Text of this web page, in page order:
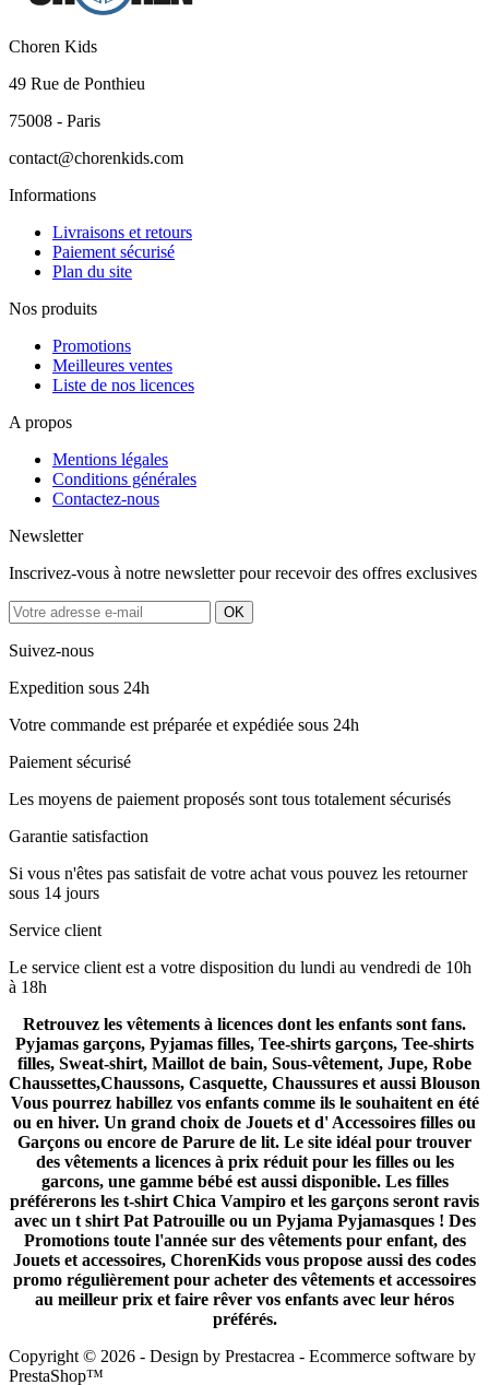
Choren Kids
49 Rue de Ponthieu
75008 - Paris
contact@chorenkids.com
Informations
Livraisons et retours
Paiement sécurisé
Plan du site
Nos produits
Promotions
Meilleures ventes
Liste de nos licences
A propos
Mentions légales
Conditions générales
Contactez-nous
Newsletter
Inscrivez-vous à notre newsletter pour recevoir des offres exclusives
Suivez-nous
Expedition sous 24h
Votre commande est préparée et expédiée sous 24h
Paiement sécurisé
Les moyens de paiement proposés sont tous totalement sécurisés
Garantie satisfaction
Si vous n'êtes pas satisfait de votre achat vous pouvez les retourner
sous 14 jours
Service client
Le service client est a votre disposition du lundi au vendredi de 10h
à 18h
Retrouvez les vêtements à licences dont les enfants sont fans.
Pyjamas garçons, Pyjamas filles, Tee-shirts garçons, Tee-shirts
filles, Sweat-shirt, Maillot de bain, Sous-vêtement, Jupe, Robe
Chaussettes,Chaussons, Casquette, Chaussures et aussi Blouson
Vous pourrez habillez vos enfants comme ils le souhaitent en été
ou en hiver. Un grand choix de Jouets et d' Accessoires filles ou
Garçons ou encore de Parure de lit. Le site idéal pour trouver
des vêtements a licences à prix réduit pour les filles ou les
garcons, une gamme bébé est aussi disponible. Les filles
préférerons les t-shirt Chica Vampiro et les garçons seront ravis
avec un t shirt Pat Patrouille ou un Pyjama Pyjamasques ! Des
Promotions toute l'année sur des vêtements pour enfant, des
Jouets et accessoires, ChorenKids vous propose aussi des codes
promo régulièrement pour acheter des vêtements et accessoires
au meilleur prix et faire rêver vos enfants avec leur héros
préférés.
Copyright © 2026 - Design by Prestacrea - Ecommerce software by
PrestaShop™